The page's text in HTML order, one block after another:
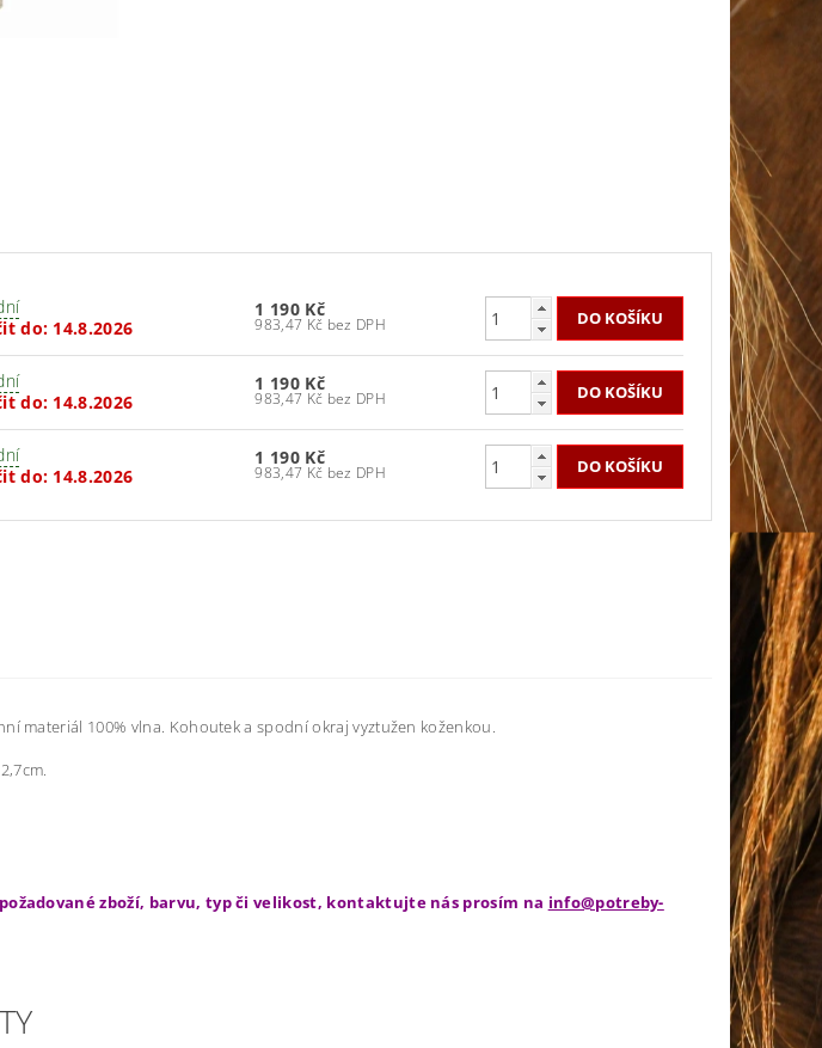
do: 14.8.2026
1 190 Kč
983,47 Kč bez DPH
do: 14.8.2026
1 190 Kč
983,47 Kč bez DPH
do: 14.8.2026
1 190 Kč
983,47 Kč bez DPH
materiál 100% vlna. Kohoutek a spodní okraj vyztužen koženkou.
zboží, barvu, typ či velikost, kontaktujte nás prosím na info@potreby-